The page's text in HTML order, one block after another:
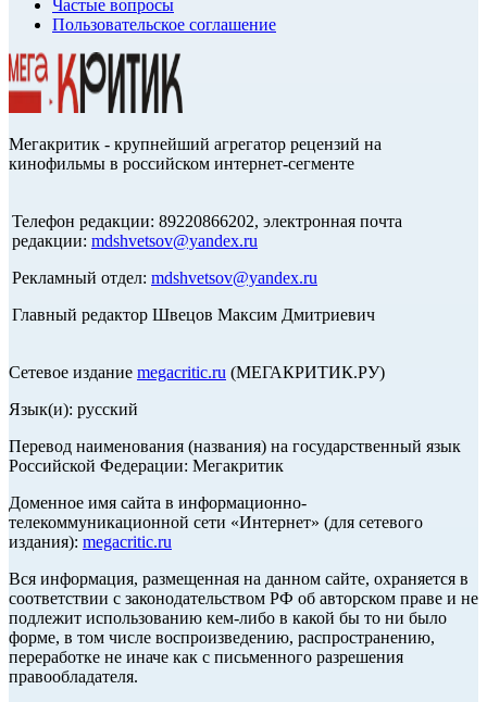
Частые вопросы
Пользовательское соглашение
Мегакритик - крупнейший агрегатор рецензий на
кинофильмы в российском интернет-сегменте
Телефон редакции: 89220866202, электронная почта
редакции: mdshvetsov@yandex.ru
Рекламный отдел: mdshvetsov@yandex.ru
Главный редактор Швецов Максим Дмитриевич
Сетевое издание megacritic.ru (МЕГАКРИТИК.РУ)
Язык(и): русский
Перевод наименования (названия) на государственный язык
Российской Федерации: Мегакритик
Доменное имя сайта в информационно-
телекоммуникационной сети «Интернет» (для сетевого
издания): megacritic.ru
Вся информация, размещенная на данном сайте, охраняется в
соответствии с законодательством РФ об авторском праве и не
подлежит использованию кем-либо в какой бы то ни было
форме, в том числе воспроизведению, распространению,
переработке не иначе как с письменного разрешения
правообладателя.